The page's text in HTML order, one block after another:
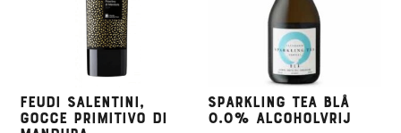
Feudi Salentini,
Gocce Primitivo di
Sparkling Tea BLÅ
0.0% ALCOHOLVRIJ